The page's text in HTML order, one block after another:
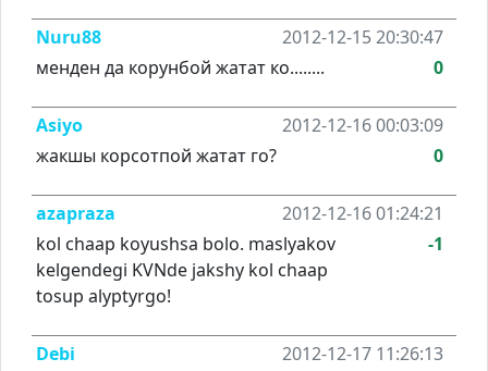
Nuru88
2012-12-15 20:30:47
менден да корунбой жатат ко........
0
Asiyo
2012-12-16 00:03:09
жакшы корсотпой жатат го?
0
azapraza
2012-12-16 01:24:21
kol chaap koyushsa bolo. maslyakov
kelgendegi KVNde jakshy kol chaap
tosup alyptyrgo!
-1
Debi
2012-12-17 11:26:13